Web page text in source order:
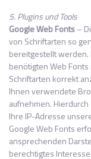
5. Plugins und Tools
Google Web Fonts–
von Schriftarten so
bereitgestellt werden.
benötigten Web
Schriftarten korrekt
Ihnen verwendete
aufnehmen.
Ihre IP-Adresse
Google Web Fonts
ansprechenden
berechtigtes Interesse